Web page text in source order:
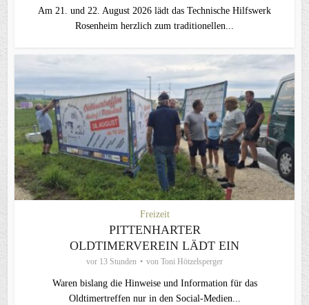
Am 21. und 22. August 2026 lädt das Technische Hilfswerk
Rosenheim herzlich zum traditionellen...
Freizeit
PITTENHARTER
OLDTIMERVEREIN LÄDT EIN
vor 13 Stunden von Toni Hötzelsperger
Waren bislang die Hinweise und Information für das
Oldtimertreffen nur in den Social-Medien...